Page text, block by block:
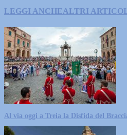
LEGGI ANCHEALTRI
Al via oggi a Treia la Disfida del